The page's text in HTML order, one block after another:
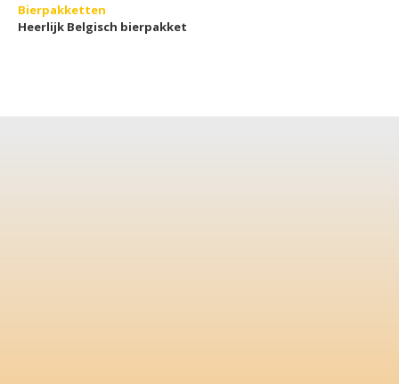
Bierpakketten
Heerlijk Belgisch bierpakket